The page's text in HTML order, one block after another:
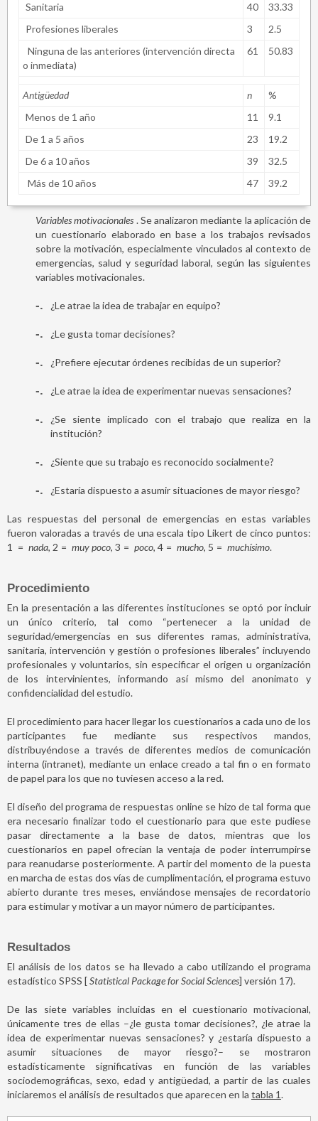
Sanitaria
40
33.33
Profesiones liberales
3
2.5
Ninguna de las anteriores (intervención directa
o inmediata)
61 50.83
Antigüedad n
%
Menos de 1 año
11
9.1
De 1 a 5 años
23
19.2
De 6 a 10 años
39
32.5
Más de 10 años
47 39.2
Variables motivacionales . Se analizaron mediante la aplicación de
un cuestionario elaborado en base a los trabajos revisados
sobre la motivación, especialmente vinculados al contexto de
emergencias, salud y seguridad laboral, según las siguientes
variables motivacionales.
- ¿Le atrae la idea de trabajar en equipo?
- ¿Le gusta tomar decisiones?
- ¿Prefiere ejecutar órdenes recibidas de un superior?
- ¿Le atrae la idea de experimentar nuevas sensaciones?
-
¿Se siente implicado con el trabajo que realiza en la
institución?
- ¿Siente que su trabajo es reconocido socialmente?
- ¿Estaría dispuesto a asumir situaciones de mayor riesgo?
Las respuestas del personal de emergencias en estas variables
fueron valoradas a través de una escala tipo Likert de cinco puntos:
1
= nada, 2 = muy poco, 3 = poco, 4 = mucho, 5 = muchísimo.
Procedimiento
En la presentación a las diferentes instituciones se optó por incluir
un único criterio, tal como “pertenecer a la unidad de
seguridad/emergencias en sus diferentes ramas, administrativa,
sanitaria, intervención y gestión o profesiones liberales” incluyendo
profesionales y voluntarios, sin especificar el origen u organización
de los intervinientes, informando así mismo del anonimato y
confidencialidad del estudio.
El procedimiento para hacer llegar los cuestionarios a cada uno de los
participantes fue mediante sus respectivos mandos,
distribuyéndose a través de diferentes medios de comunicación
interna (intranet), mediante un enlace creado a tal fin o en formato
de papel para los que no tuviesen acceso a la red.
El diseño del programa de respuestas online se hizo de tal forma que
era necesario finalizar todo el cuestionario para que este pudiese
pasar directamente a la base de datos, mientras que los
cuestionarios en papel ofrecían la ventaja de poder interrumpirse
para reanudarse posteriormente. A partir del momento de la puesta
en marcha de estas dos vías de cumplimentación, el programa estuvo
abierto durante tres meses, enviándose mensajes de recordatorio
para estimular y motivar a un mayor número de participantes.
Resultados
El análisis de los datos se ha llevado a cabo utilizando el programa
estadístico SPSS [Statistical Package for Social Sciences] versión 17).
De las siete variables incluidas en el cuestionario motivacional,
únicamente tres de ellas –¿le gusta tomar decisiones?, ¿le atrae la
idea de experimentar nuevas sensaciones? y ¿estaría dispuesto a
asumir situaciones de mayor riesgo?– se mostraron
estadísticamente significativas en función de las variables
sociodemográficas, sexo, edad y antigüedad, a partir de las cuales
iniciaremos el análisis de resultados que aparecen en la tabla 1.